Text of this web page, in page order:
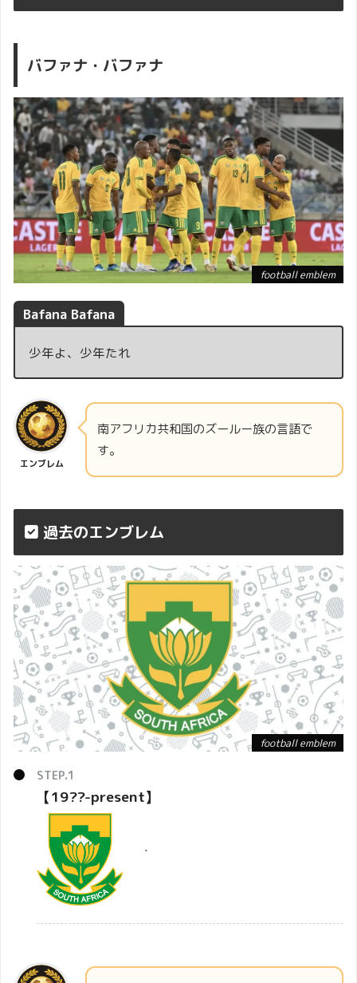
バファナ・バファナ
football emblem
Bafana Bafana
少年よ、少年たれ
エンブレム
南アフリカ共和国のズールー族の言語で
す。
過去のエンブレム
football emblem
【19??-present】
・